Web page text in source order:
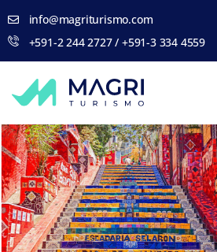
info@magriturismo.com
+591-2 244 2727 / +591-3 334 4559